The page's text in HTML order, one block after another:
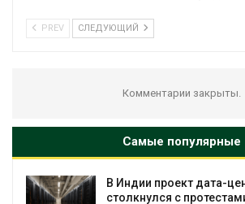
PREV СЛЕДУЮЩИЙ
Комментарии закрыты.
Самые популярные
В Индии проект дата-
столкнулся с